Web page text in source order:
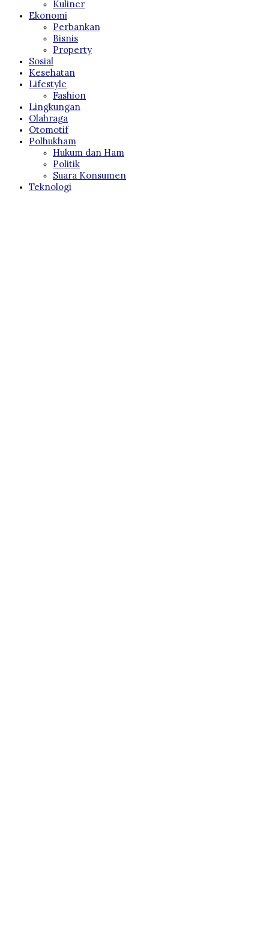
Kuliner
Ekonomi
Perbankan
Bisnis
Property
Sosial
Kesehatan
Lifestyle
Fashion
Lingkungan
Olahraga
Otomotif
Polhukham
Hukum dan Ham
Politik
Suara Konsumen
Teknologi